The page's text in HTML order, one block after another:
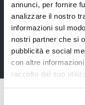
annunci, per fornire
analizzare il nostro
informazioni sul
nostri partner che si
pubblicità e social
con altre
raccolto dal suo
Rimani sempre
informazioni utili in
alcun costo.
Iscriviti alla